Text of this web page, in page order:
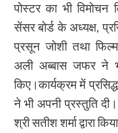
पोस्टर का भी विमोचन
सेंसर बोर्ड के अध्यक्ष,
प्रसून जोशी तथा फिल्म
अली अब्बास जफर ने
किए।कार्यक्रम में
ने भी अपनी प्रस्तुति
श्री सतीश शर्मा द्वारा